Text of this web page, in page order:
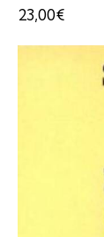
23,00€